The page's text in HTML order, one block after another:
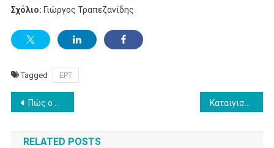
Σχόλιο: Γιώργος Τραπεζανίδης
Tagged ΕΡΤ
Post
navigation
Πώς ο ΣΚΑΪ…παίζει μπάλα
RELATED POSTS